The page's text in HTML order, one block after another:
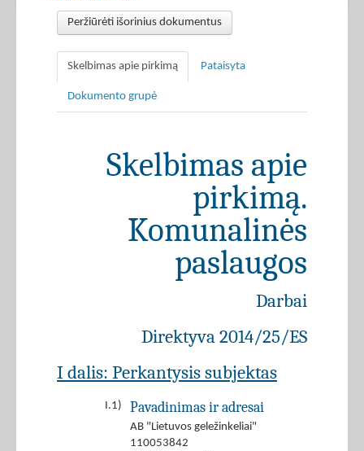
Peržiūrėti išorinius dokumentus
Skelbimas apie pirkimą Pataisyta
Dokumento grupė
Skelbimas apie
pirkimą.
Komunalinės
paslaugos
Darbai
Direktyva 2014/25/ES
I dalis: Perkantysis subjektas
I.1) Pavadinimas ir adresai
AB "Lietuvos geležinkeliai"
110053842